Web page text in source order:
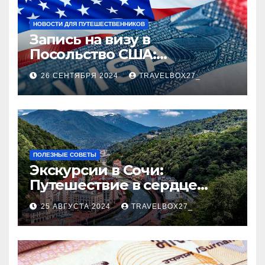
НОВОСТИ ДЛЯ ПУТЕШЕСТВЕННИКОВ
Запись на визу в
Посольство США:
Пошаговое руководство
26 СЕНТЯБРЯ 2024 TRAVELBOX27_
ПОЛЕЗНЫЕ СОВЕТЫ
Экскурсии в Сочи:
Путешествие в сердце
Черноморского курорта
25 АВГУСТА 2024 TRAVELBOX27_